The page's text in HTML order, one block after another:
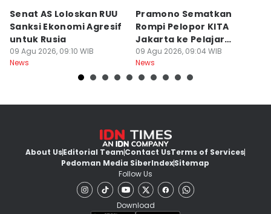
Senat AS Loloskan RUU
Sanksi Ekonomi Agresif
untuk Rusia
09 Agu 2026, 09:10 WIB
News
Pramono Sematkan
Rompi Pelopor KITA
Jakarta ke Pelajar
hingga Ojol
09 Agu 2026, 09:04 WIB
News
About UsEditorial TeamContact UsTerms of Services
Pedoman Media SiberIndexSitemap
Follow Us
Download